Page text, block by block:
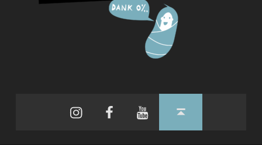
FacebookYouTubeBack to top ↑